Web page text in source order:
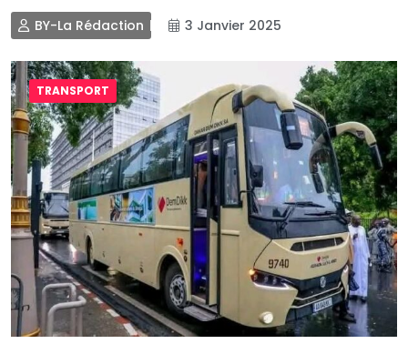
BY-La Rédaction 3 Janvier 2025
TRANSPORT